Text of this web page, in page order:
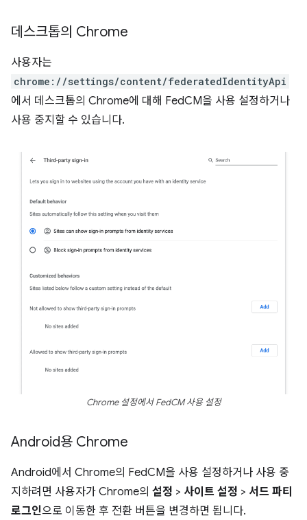
데스크톱의 Chrome
사용자는
chrome://settings/content/federatedIdentityApi
에서 데스크톱의 Chrome에 대해 FedCM을 사용 설정하거나
사용 중지할 수 있습니다.
Chrome 설정에서 FedCM 사용 설정
Android용 Chrome
Android에서 Chrome의 FedCM을 사용 설정하거나 사용 중
지하려면 사용자가 Chrome의 설정 > 사이트 설정 > 서드 파티
로그인으로 이동한 후 전환 버튼을 변경하면 됩니다.